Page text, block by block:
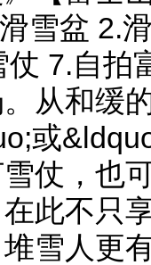
雪盆 2.
仗 7.自
从和缓
或
仗，也
此不只
雪人更